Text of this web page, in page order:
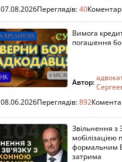
07.08.2026Переглядів:40
Вимога
погашення
Автор:
08.06.2026Переглядів:892
Звільнення з
формальним
затрима